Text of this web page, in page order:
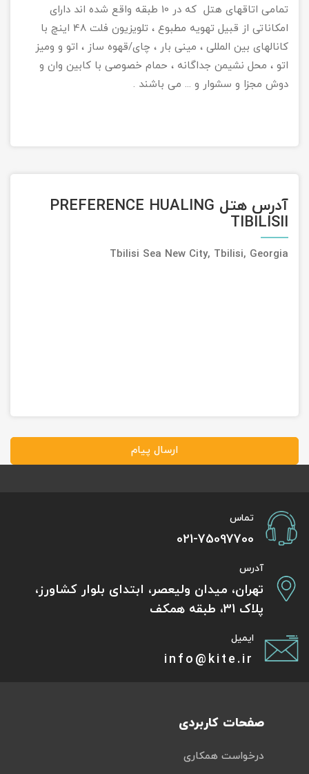
تمامی اتاقهای هتل که در 10 طبقه واقع شده اند دارای
امکاناتی از قبیل تهویه مطبوع ، تلویزیون فلت 48 اینچ با
کانالهای بین المللی ، مینی بار ، چای/قهوه ساز ، اتو و ومیز
اتو ، محل نشیمن جداگانه ، حمام خصوصی با کابین وان و
دوش مجزا و سشوار و ... می باشند .
آدرس هتل PREFERENCE HUALING
TIBILISII
Tbilisi Sea New City, Tbilisi, Georgia
ارسال پیام
تماس
021-75097700
آدرس
تهران، میدان ولیعصر، ابتدای بلوار کشاورز،
پلاک 31، طبقه همکف
ایمیل
info@kite.ir
صفحات کاربردی
درخواست همکاری